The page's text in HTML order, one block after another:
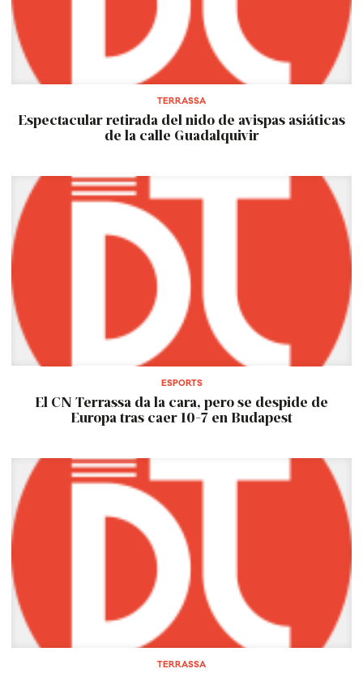
TERRASSA
Espectacular retirada del nido de avispas asiáticas
de la calle Guadalquivir
ESPORTS
El CN Terrassa da la cara, pero se despide de
Europa tras caer 10-7 en Budapest
TERRASSA